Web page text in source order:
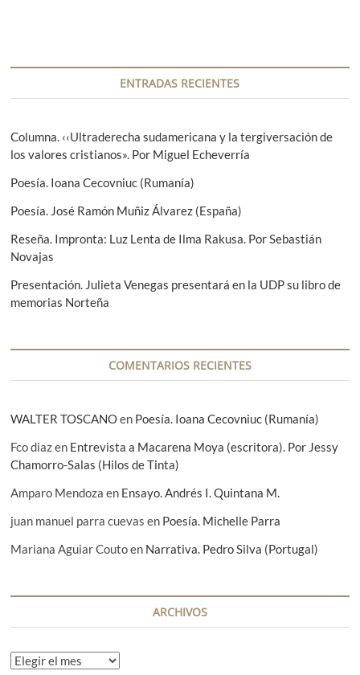
c
n
d
e
e
n
t
r
d
r
o
r
g
i
e
t
ENTRADAS RECIENTES
Columna. ‹‹Ultraderecha sudamericana y la tergiversación de
los valores cristianos». Por Miguel Echeverría
Poesía. Ioana Cecovniuc (Rumanía)
Poesía. José Ramón Muñiz Álvarez (España)
Reseña. Impronta: Luz Lenta de Ilma Rakusa. Por Sebastián
Novajas
Presentación. Julieta Venegas presentará en la UDP su libro de
memorias Norteña
COMENTARIOS RECIENTES
WALTER TOSCANOen Poesía. Ioana Cecovniuc (Rumanía)
Fco diazen Entrevista a Macarena Moya (escritora). Por Jessy
Chamorro-Salas (Hilos de Tinta)
Amparo Mendoza en Ensayo. Andrés I. Quintana M.
juan manuel parra cuevas en Poesía. Michelle Parra
Mariana Aguiar Coutoen Narrativa. Pedro Silva (Portugal)
ARCHIVOS
A